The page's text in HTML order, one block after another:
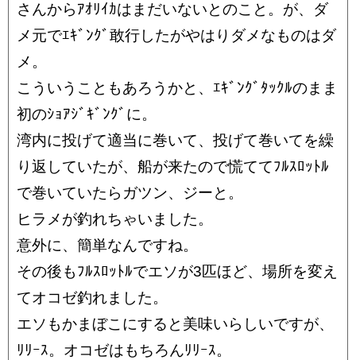
さんからｱｵﾘｲｶはまだいないとのこと。が、ダ
メ元でｴｷﾞﾝｸﾞ敢行したがやはりダメなものはダ
メ。
こういうこともあろうかと、ｴｷﾞﾝｸﾞﾀｯｸﾙのまま
初のｼｮｱｼﾞｷﾞﾝｸﾞに。
湾内に投げて適当に巻いて、投げて巻いてを繰
り返していたが、船が来たので慌ててﾌﾙｽﾛｯﾄﾙ
で巻いていたらガツン、ジーと。
ヒラメが釣れちゃいました。
意外に、簡単なんですね。
その後もﾌﾙｽﾛｯﾄﾙでエソが3匹ほど、場所を変え
てオコゼ釣れました。
エソもかまぼこにすると美味いらしいですが、
ﾘﾘｰｽ。オコゼはもちろんﾘﾘｰｽ。